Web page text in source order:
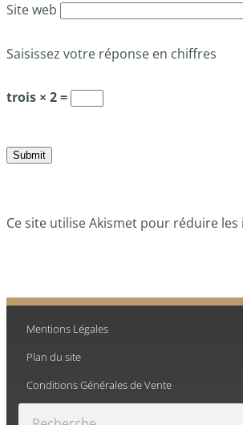
Site web
Saisissez votre réponse en chiffres
trois × 2 =
Ce site utilise Akismet pour réduire les
Mentions Légales
Plan du site
Conditions Générales de Vente